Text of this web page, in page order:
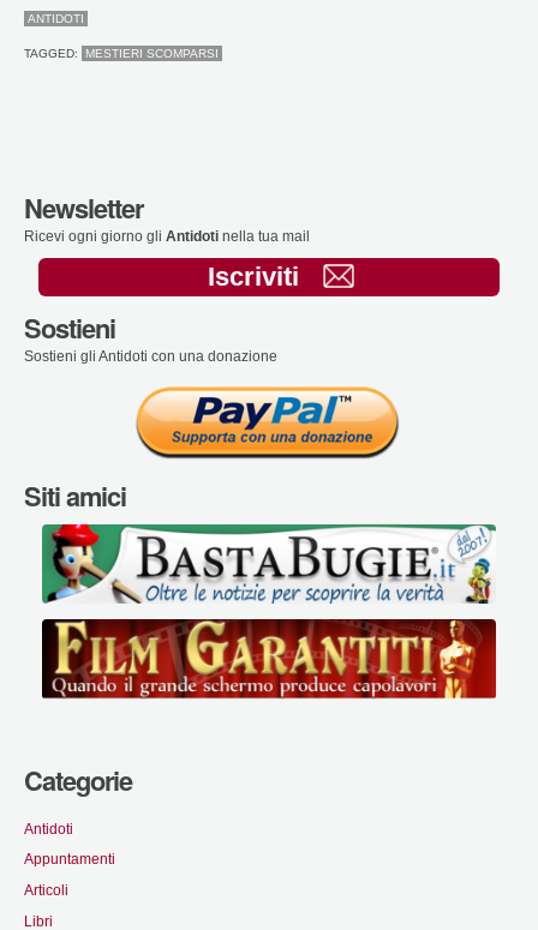
ANTIDOTI
TAGGED: MESTIERI SCOMPARSI
Newsletter
Ricevi ogni giorno gli Antidoti nella tua mail
Iscriviti
Sostieni
Sostieni gli Antidoti con una donazione
Siti amici
Categorie
Antidoti
Appuntamenti
Articoli
Libri